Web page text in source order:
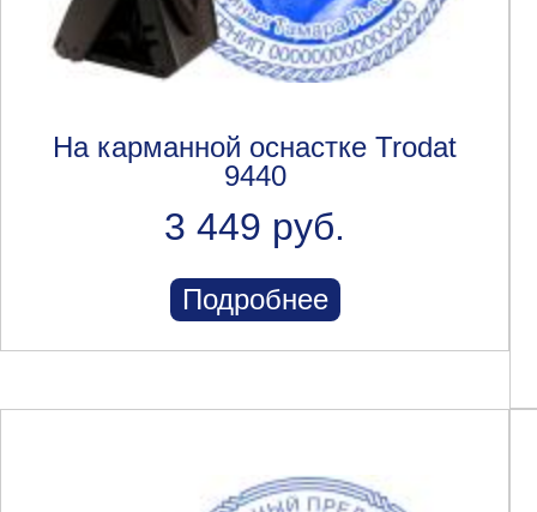
На карманной оснастке Trodat
9440
3 449 руб.
Подробнее